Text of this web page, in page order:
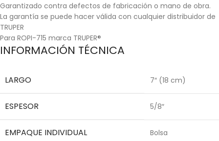
Garantizado contra defectos de fabricación o mano de obra.
La garantía se puede hacer válida con cualquier distribuidor de
TRUPER
Para ROPI-715 marca TRUPER®
INFORMACIÓN TÉCNICA
LARGO 7″ (18 cm)
ESPESOR 5/8″
EMPAQUE INDIVIDUAL Bolsa